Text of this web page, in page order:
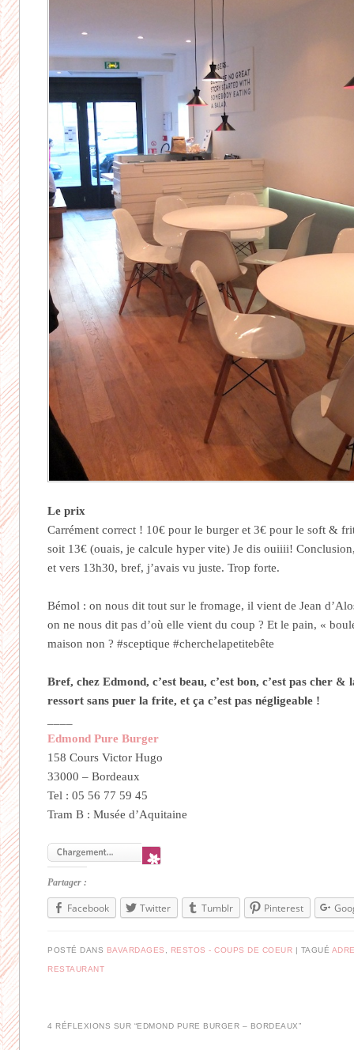
Le prix
Carrément correct ! 10€ pour le burger et 3€ pour le soft &
soit 13€ (ouais, je calcule hyper vite) Je dis ouiiii!
et vers 13h30, bref, j’avais vu juste. Trop forte.
Bémol : on nous dit tout sur le fromage, il vient de Jean
on ne nous dit pas d’où elle vient du coup ? Et le pain, «
maison non ? #sceptique #cherchelapetitebête
Bref, chez Edmond, c’est beau, c’est bon, c’est pas cher &
ressort sans puer la frite, et ça c’est pas négligeable !
Edmond Pure Burger
158 Cours Victor Hugo
33000 – Bordeaux
Tel : 05 56 77 59 45
Tram B : Musée d’Aquitaine
Partager :
Facebook Twitter Tumblr Pinterest
POSTÉ DANS BAVARDAGES RESTOS - COUPS DE COEUR | TAGUÉ
RESTAURANT
4 RÉFLEXIONS SUR “EDMOND PURE BURGER – BORDEAUX”